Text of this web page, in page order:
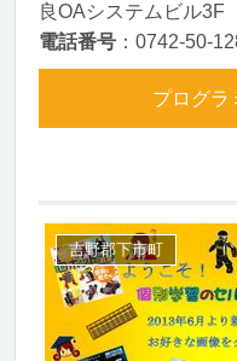
良OAシステムビル3F
電話番号 ：0742-50-
プログ
吉野郡下市町